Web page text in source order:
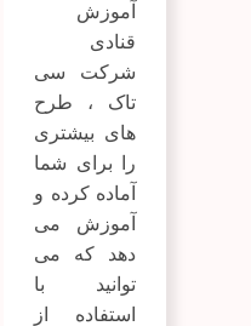
آموزش
قنادی
شرکت سی
تاک ، طرح
های بیشتری
را برای شما
آماده کرده و
آموزش می
دهد که می
توانید با
استفاده از